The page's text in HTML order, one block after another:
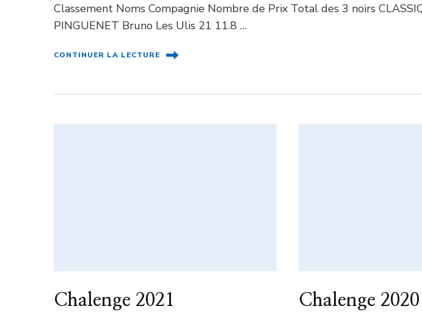
Classement Noms Compagnie Nombre de Prix Total des 3 noirs
PINGUENET Bruno Les Ulis 21 11.8 …
CONTINUER LA LECTURE
Chalenge 2021 Chalenge 2020